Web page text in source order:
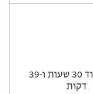
ייפתח עוד 30 שעות ‫ו-39
דקות